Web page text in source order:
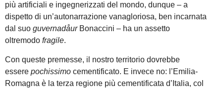
più artificiali e ingegnerizzati del mondo, dunque – a
dispetto di un’autonarrazione vanagloriosa, ben incarnata
dal suo guvernadåurBonaccini – ha un assetto
oltremodo fragile.
Con queste premesse, il nostro territorio dovrebbe
essere pochissimo cementificato. E invece no: l’Emilia-
Romagna è la terza regione più cementificata d’Italia, col